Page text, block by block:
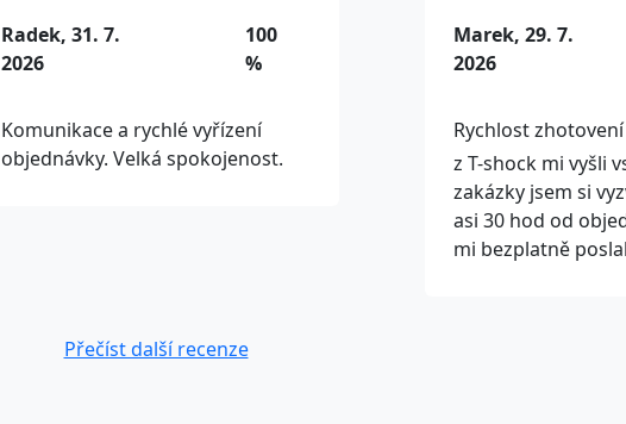
Radek, 31. 7.
2026
100
%
Komunikace a rychlé vyřízení
objednávky. Velká spokojenost.
Marek, 29. 7.
2026
Rychlost zhotovení
z T-shock mi vyšli
zakázky jsem si
asi 30 hod od
mi bezplatně
Přečíst další recenze